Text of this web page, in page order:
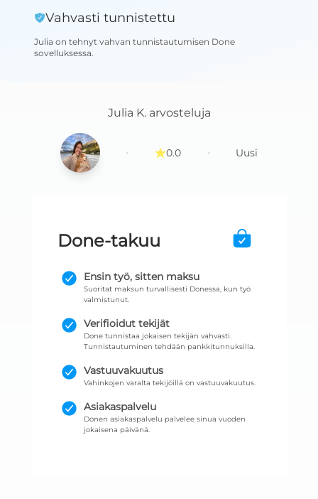
Vahvasti tunnistettu
Julia on tehnyt vahvan tunnistautumisen Done
sovelluksessa.
Julia K. arvosteluja
· 0.0 · Uusi
Done-takuu
Ensin työ, sitten maksu
Suoritat maksun turvallisesti Donessa, kun työ
valmistunut.
Verifioidut tekijät
Done tunnistaa jokaisen tekijän vahvasti.
Tunnistautuminen tehdään pankkitunnuksilla.
Vastuuvakuutus
Vahinkojen varalta tekijöillä on vastuuvakuutus.
Asiakaspalvelu
Donen asiakaspalvelu palvelee sinua vuoden
jokaisena päivänä.